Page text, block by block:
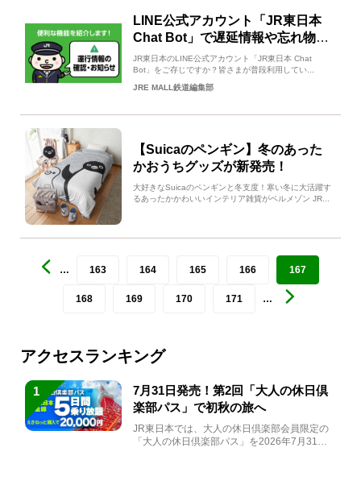
LINE公式アカウント「JR東日本
Chat Bot」で遅延情報や忘れ物を
チェック！
JR東日本のLINE公式アカウント「JR東日本 Chat
Bot」をご存じですか？皆さまが普段利用してい...
JRE MALL鉄道編集部
【Suicaのペンギン】冬のあった
かおうちグッズが新発売！
大好きなSuicaのペンギンと冬支度！寒い冬に大活躍す
るあったかかわいいインテリア雑貨がベルメゾン JR...
… 163 164 165 166 167
168 169 170 171 …
アクセスランキング
1
7月31日発売！第2回「大人の休日倶
楽部パス」で初秋の旅へ
JR東日本では、大人の休日倶楽部会員限定の
「大人の休日倶楽部パス」を2026年7月31日